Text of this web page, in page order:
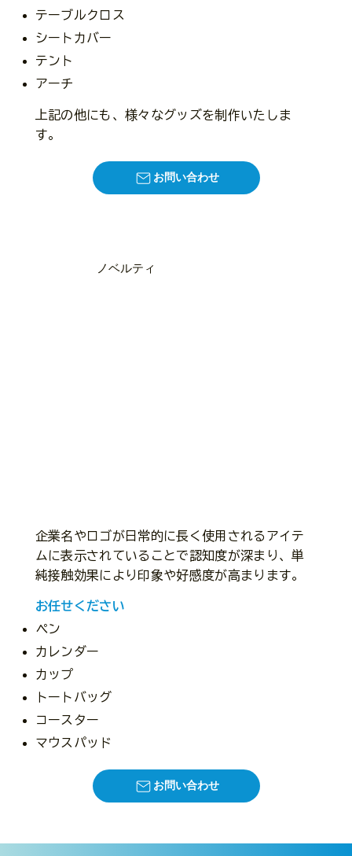
テーブルクロス
シートカバー
テント
アーチ
上記の他にも、様々なグッズを制作いたしま
す。
お問い合わせ
​ノベルティ
企業名やロゴが日常的に長く使用されるアイテ
ムに表示されていることで認知度が深まり、単
純接触効果により印象や好感度が高まります。
​​お任せください
​ペン
カレンダー
カップ
トートバッグ
コースター
マウスパッド
お問い合わせ